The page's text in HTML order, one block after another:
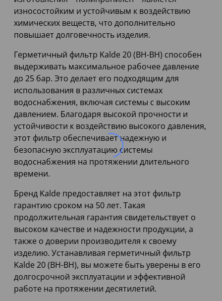
износостойким и устойчивым к воздействию
химических веществ, что дополнительно
повышает долговечность изделия.
Герметичный фильтр Kalde 20 (ВН-ВН) способен
выдерживать максимальное рабочее давление
до 25 бар. Это делает его подходящим для
использования в различных системах
водоснабжения, включая системы с высоким
давлением. Благодаря высокой прочности и
устойчивости к воздействию высокого давления,
этот фильтр обеспечивает надежную и
безопасную эксплуатацию системы
водоснабжения на протяжении длительного
времени.
Бренд Kalde предоставляет на этот фильтр
гарантию сроком на 50 лет. Такая
продолжительная гарантия свидетельствует о
высоком качестве и надежности продукции, а
также о доверии производителя к своему
изделию. Устанавливая герметичный фильтр
Kalde 20 (ВН-ВН), вы можете быть уверены в его
долгосрочной эксплуатации и эффективной
работе на протяжении десятилетий.